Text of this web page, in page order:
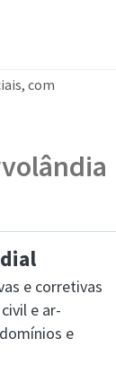
com
e corretivas
e ar-
e